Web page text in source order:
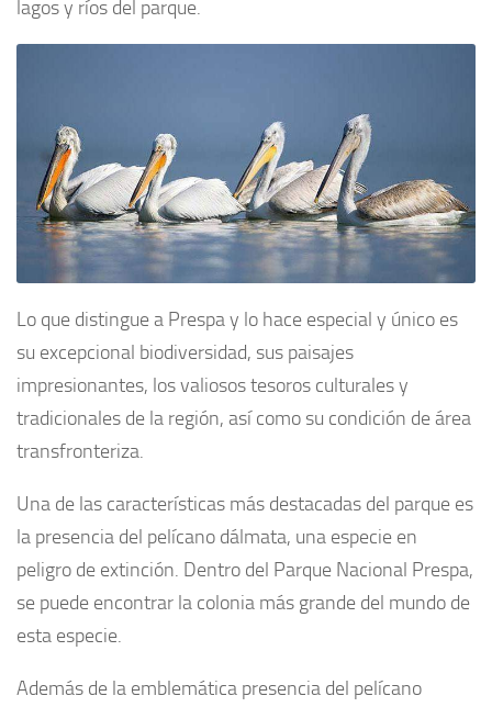
lagos y ríos del parque.
Lo que distingue a Prespa y lo hace especial y único es
su excepcional biodiversidad, sus paisajes
impresionantes, los valiosos tesoros culturales y
tradicionales de la región, así como su condición de área
transfronteriza.
Una de las características más destacadas del parque es
la presencia del pelícano dálmata, una especie en
peligro de extinción. Dentro del Parque Nacional Prespa,
se puede encontrar la colonia más grande del mundo de
esta especie.
Además de la emblemática presencia del pelícano